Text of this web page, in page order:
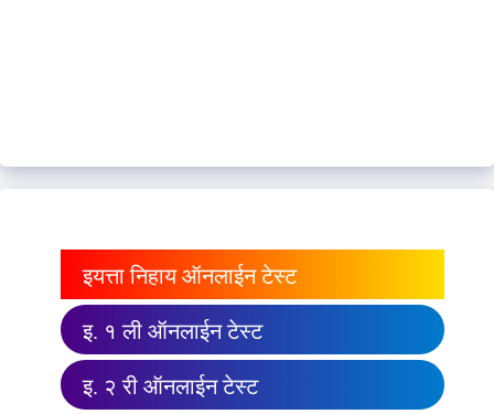
इयत्ता निहाय ऑनलाईन टेस्ट
इ. १ ली ऑनलाईन टेस्ट
इ. २ री ऑनलाईन टेस्ट